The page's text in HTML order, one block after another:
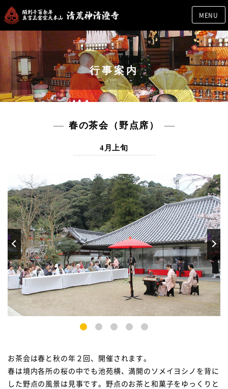
MENU
行事案内
春の茶会（野点席）
4月上旬
3 4 5
Next
お茶会は春と秋の年２回、開催されます。
春は境内各所の桜の中でも池苑横、満開のソメイヨシノを背に
した野点の風景は見事です。野点のお茶と和菓子をゆっくりと